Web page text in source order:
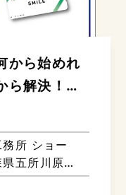
務所のリフ
底比較相談
日(土)〜8
10:00〜17:00
】
原市鎌谷町
務所 ショー